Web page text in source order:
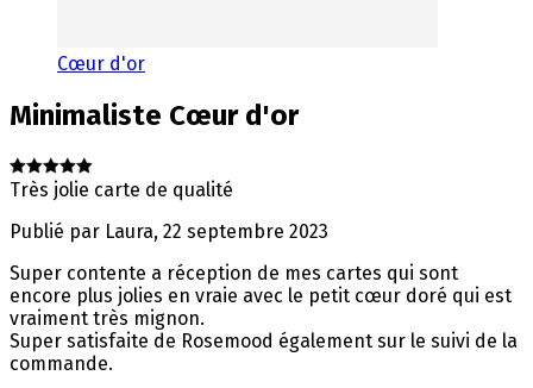
Cœur d'or
Minimaliste Cœur d'or
Très jolie carte de qualité
Publié par Laura, 22 septembre 2023
Super contente a réception de mes cartes qui sont
encore plus jolies en vraie avec le petit cœur doré qui est
vraiment très mignon.
Super satisfaite de Rosemood également sur le suivi de la
commande.